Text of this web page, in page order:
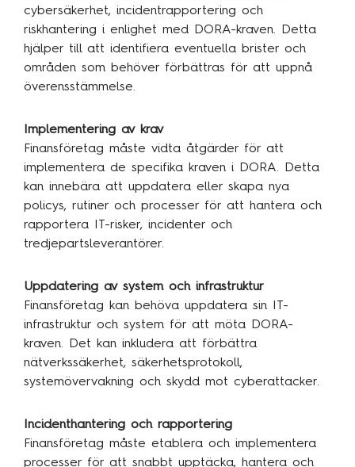
cybersäkerhet, incidentrapportering och
riskhantering i enlighet med DORA-kraven. Detta
hjälper till att identifiera eventuella brister och
områden som behöver förbättras för att uppnå
överensstämmelse.
Implementering av krav
Finansföretag måste vidta åtgärder för att
implementera de specifika kraven i DORA. Detta
kan innebära att uppdatera eller skapa nya
policys, rutiner och processer för att hantera och
rapportera IT-risker, incidenter och
tredjepartsleverantörer.
Uppdatering av system och infrastruktur
Finansföretag kan behöva uppdatera sin IT-
infrastruktur och system för att möta DORA-
kraven. Det kan inkludera att förbättra
nätverkssäkerhet, säkerhetsprotokoll,
systemövervakning och skydd mot cyberattacker.
Incidenthantering och rapportering
Finansföretag måste etablera och implementera
processer för att snabbt upptäcka, hantera och